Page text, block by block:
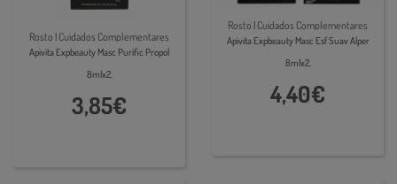
Rosto | Cuidados Complementares
Apivita Expbeauty Masc Purific Propol
8mlx2,
3,85€
Rosto | Cuidados Complementares
Apivita Expbeauty Masc Esf Suav Alper
8mlx2,
4,40€